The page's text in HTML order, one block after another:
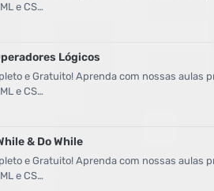
e CS…
Lógicos
e Gratuito! Aprenda com nossas aulas
e CS…
& Do While
e Gratuito! Aprenda com nossas aulas
e CS…